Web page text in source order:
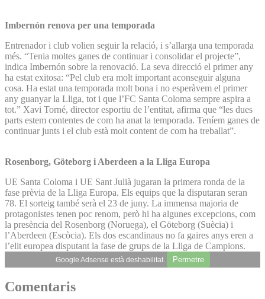
Imbernón renova per una temporada
Entrenador i club volien seguir la relació, i s’allarga una temporada
més. “Tenia moltes ganes de continuar i consolidar el projecte”,
indica Imbernón sobre la renovació. La seva direcció el primer any
ha estat exitosa: “Pel club era molt important aconseguir alguna
cosa. Ha estat una temporada molt bona i no esperàvem el primer
any guanyar la Lliga, tot i que l’FC Santa Coloma sempre aspira a
tot.” Xavi Torné, director esportiu de l’entitat, afirma que “les dues
parts estem contentes de com ha anat la temporada. Teníem ganes de
continuar junts i el club està molt content de com ha treballat”.
Rosenborg, Göteborg i Aberdeen a la Lliga Europa
UE Santa Coloma i UE Sant Julià jugaran la primera ronda de la
fase prèvia de la Lliga Europa. Els equips que la disputaran seran
78. El sorteig també serà el 23 de juny. La immensa majoria de
protagonistes tenen poc renom, però hi ha algunes excepcions, com
la presència del Rosenborg (Noruega), el Göteborg (Suècia) i
l’Aberdeen (Escòcia). Els dos escandinaus no fa gaires anys eren a
l’elit europea disputant la fase de grups de la Lliga de Campions.
Google Adsense està deshabilitat. Permetre
Comentaris